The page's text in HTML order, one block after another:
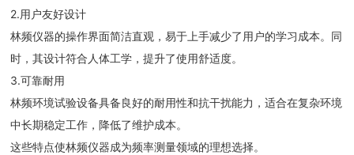
2.用户友好设计
林频仪器的操作界面简洁直观，易于上手减少了用户的学习成本。同
时，其设计符合人体工学，提升了使用舒适度。
3.可靠耐用
林频环境试验设备具备良好的耐用性和抗干扰能力，适合在复杂环境
中长期稳定工作，降低了维护成本。
这些特点使林频仪器成为频率测量领域的理想选择。